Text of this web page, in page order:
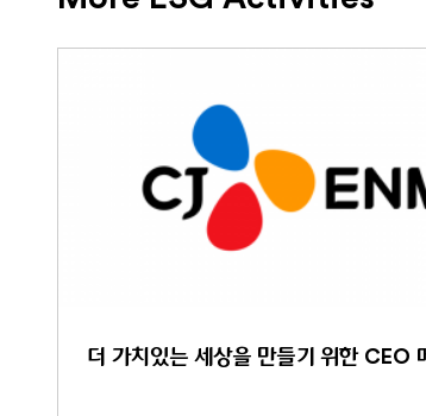
더 가치있는 세상을 만들기 위한 CEO